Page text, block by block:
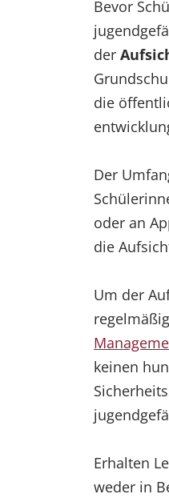
Bevor
der
die
Der
oder an
die
Um der
keinen
Erhalten
weder in